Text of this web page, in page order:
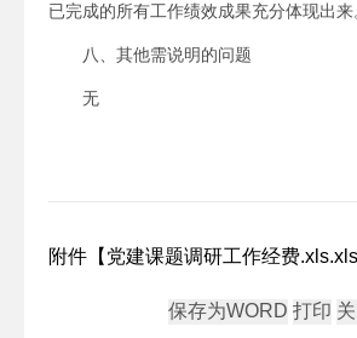
已完成的所有工作绩效成果充分体现出来
八、其他需说明的问题
无
附件【 党建课题调研工作经费.xls.xls